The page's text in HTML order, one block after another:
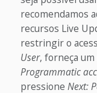
recomendamos
recursos Live
restringir o
User, forneça
Programmatic
pressione Next: